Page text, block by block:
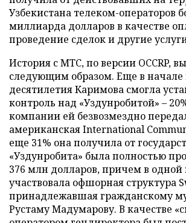
Узбекистана телеком-операторов
миллиарда долларов в качестве
проведение сделок и другие
История с МТС, по версии OCCRP,
следующим образом. Еще в
десятилетия Каримова смогла
контроль над «Уздунробитой» –
компании ей безвозмездно
американская International
еще 31% она получила от
«Уздунробита» была полностью
376 млн долларов, причем в одной
участвовала офшорная структура
принадлежавшая гражданскому
Рустаму Мадумарову. В качестве